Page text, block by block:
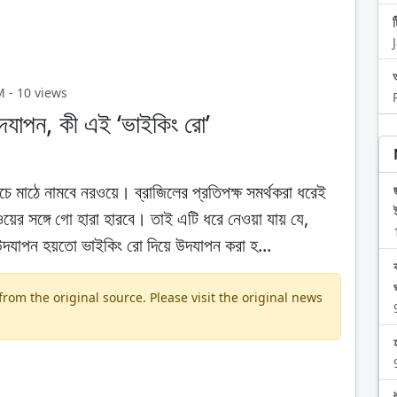
- 10 views
কী এই ‘ভাইকিং রো’
নামবে নরওয়ে। ব্রাজিলের প্রতিপক্ষ সমর্থকরা ধরেই
সঙ্গে গো হারা হারবে। তাই এটি ধরে নেওয়া যায় যে,
হয়তো ভাইকিং রো দিয়ে উদযাপন করা হ...
the original source. Please visit the original news